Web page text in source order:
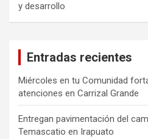
y desarrollo
Entradas recientes
Miércoles en tu Comunidad
atenciones en Carrizal Grande
Entregan pavimentación del
Temascatio en Irapuato